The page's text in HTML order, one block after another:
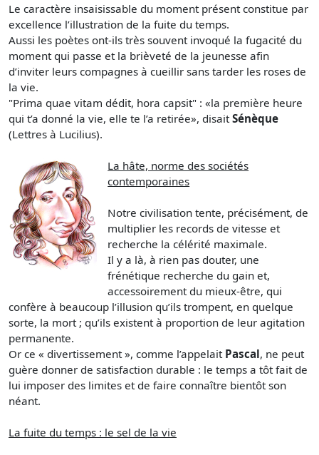
Le caractère insaisissable du moment présent constitue par
excellence l’illustration de la fuite du temps.
Aussi les poètes ont-ils très souvent invoqué la fugacité du
moment qui passe et la brièveté de la jeunesse afin
d’inviter leurs compagnes à cueillir sans tarder les roses de
la vie.
"Prima quae vitam dédit, hora capsit" : «la première heure
qui t’a donné la vie, elle te l’a retirée», disait Sénèque
(Lettres à Lucilius).
La hâte, norme des sociétés
contemporaines
Notre civilisation tente, précisément, de
multiplier les records de vitesse et
recherche la célérité maximale.
Il y a là, à rien pas douter, une
frénétique recherche du gain et,
accessoirement du mieux-être, qui
confère à beaucoup l’illusion qu’ils trompent, en quelque
sorte, la mort ; qu’ils existent à proportion de leur agitation
permanente.
Or ce « divertissement », comme l’appelait Pascal, ne peut
guère donner de satisfaction durable : le temps a tôt fait de
lui imposer des limites et de faire connaître bientôt son
néant.
La fuite du temps : le sel de la vie